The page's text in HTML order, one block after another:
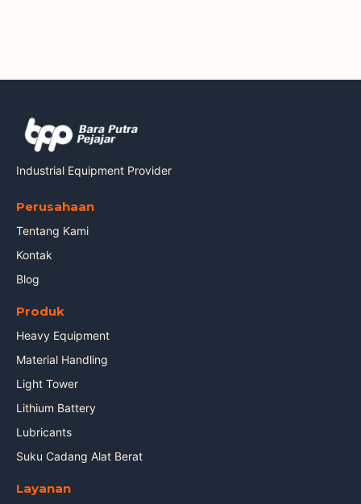
Industrial Equipment Provider
Perusahaan
Tentang Kami
Kontak
Blog
Produk
Heavy Equipment
Material Handling
Light Tower
Lithium Battery
Lubricants
Suku Cadang Alat Berat
Layanan